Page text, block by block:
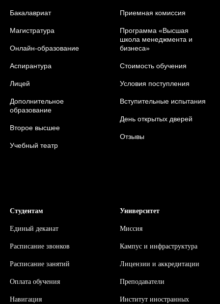
Бакалавриат
Магистратура
Онлайн-образование
Аспирантура
Лицей
Дополнительное
образование
Второе высшее
Учебный театр
Приемная комиссия
Программа «Высшая
школа менеджмента и
бизнеса»
Стоимость обучения
Условия поступления
Вступительные испытания
День открытых дверей
Отзывы
Студентам
Единый деканат
Расписание звонков
Расписание занятий
Оплата обучения
Навигация
Университет
Миссия
Кампус и инфраструктура
Лицензии и аккредитации
Преподаватели
Институт иностранных